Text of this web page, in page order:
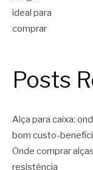
Posts
Alça para caixa:
bom custo-
Onde comprar
resistência